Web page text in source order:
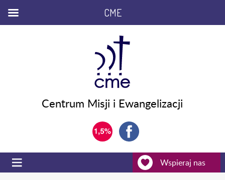
Centrum Misji i Ewangelizacji
Wspieraj nas
CME